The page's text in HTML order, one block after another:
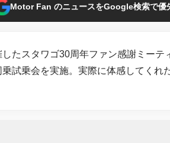
Motor Fan のニュースをGoogle検索で優
たスタワゴ30周年ファン感謝ミーテ
試乗会を実施。実際に体感してくれ